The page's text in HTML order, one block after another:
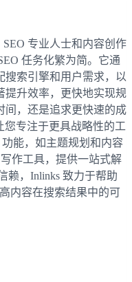
专业人士和内容创作
任务化繁为简。它通
搜索引擎和用户需求，以
提升效率，更快地实现规
间，还是追求更快速的成
您专注于更具战略性的工
能，如主题规划和内容
作工具，提供一站式解
赖，Inlinks 致力于帮助
内容在搜索结果中的可